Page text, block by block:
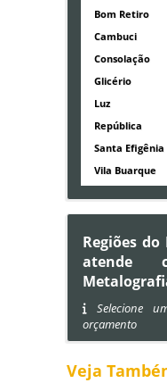
Bom Retiro
Cambuci
Consolação
Glicério
Luz
República
Santa Efigênia
Vila Buarque
Regiões
atende
Selecione
orçamento
Veja